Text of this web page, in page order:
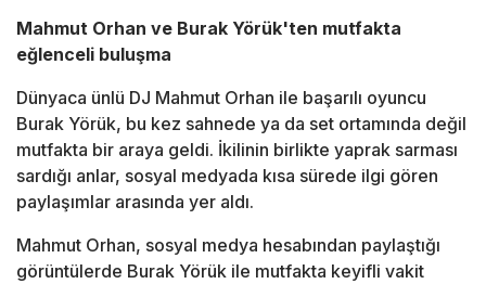
Mahmut Orhan ve Burak Yörük'ten mutfakta
eğlenceli buluşma
Dünyaca ünlü DJ Mahmut Orhan ile başarılı oyuncu
Burak Yörük, bu kez sahnede ya da set ortamında değil
mutfakta bir araya geldi. İkilinin birlikte yaprak sarması
sardığı anlar, sosyal medyada kısa sürede ilgi gören
paylaşımlar arasında yer aldı.
Mahmut Orhan, sosyal medya hesabından paylaştığı
görüntülerde Burak Yörük ile mutfakta keyifli vakit